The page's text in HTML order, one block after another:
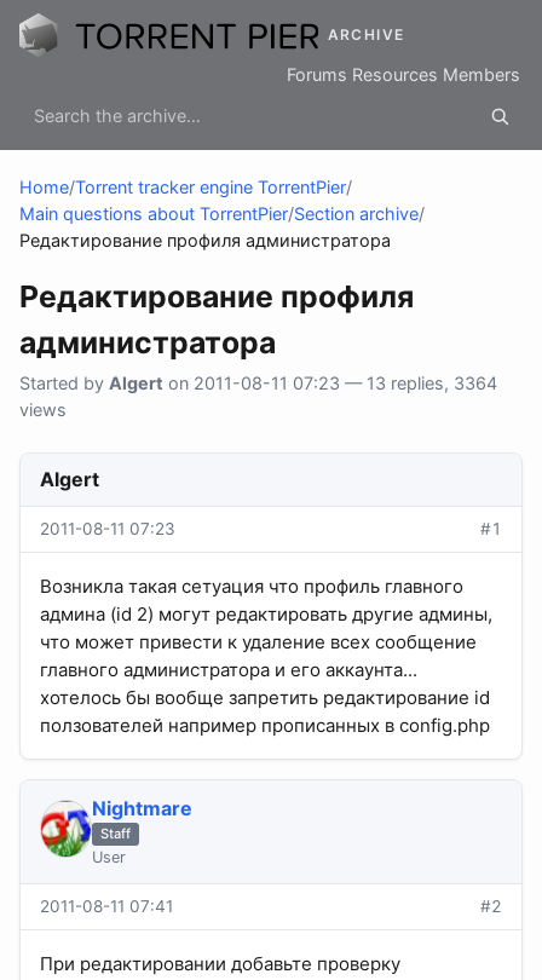
ARCHIVE
Forums Resources Members
Home/Torrent tracker engine TorrentPier/
Main questions about TorrentPier/Section archive/
Редактирование профиля администратора
Редактирование профиля
администратора
Started by Algert on 2011-08-11 07:23 — 13 replies, 3364
views
Algert
2011-08-11 07:23 #1
Возникла такая сетуация что профиль главного
админа (id 2) могут редактировать другие админы,
что может привести к удаление всех сообщение
главного администратора и его аккаунта...
хотелось бы вообще запретить редактирование id
ползователей например прописанных в config.php
Nightmare
Staff
User
2011-08-11 07:41 #2
При редактировании добавьте проверку